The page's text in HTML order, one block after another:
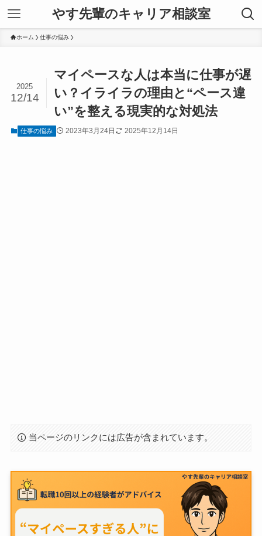
やす先輩のキャリア相談室
ホーム 仕事の悩み
マイペースな人は本当に仕事が遅
い？イライラの理由と“ペース違
い”を整える現実的な対処法
2025
12/14
仕事の悩み 2023年3月24日 2025年12月14日
当ページのリンクには広告が含まれています。